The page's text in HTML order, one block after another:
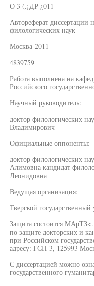
О 3 (.¡ДР ¿011
Автореферат диссертации
филологических наук
Москва-2011
4839759
Работа выполнена на
Российского
Научный руководитель:
доктор филологических
Владимирович
Официальные оппоненты:
доктор филологических
Алимовна кандидат
Леонидовна
Ведущая организация:
Тверской государственный
Защита состоится МАрТЗ<.
по защите докторских и
при Российском
адресу: ГСП-3, 125993
С диссертацией можно
государственного